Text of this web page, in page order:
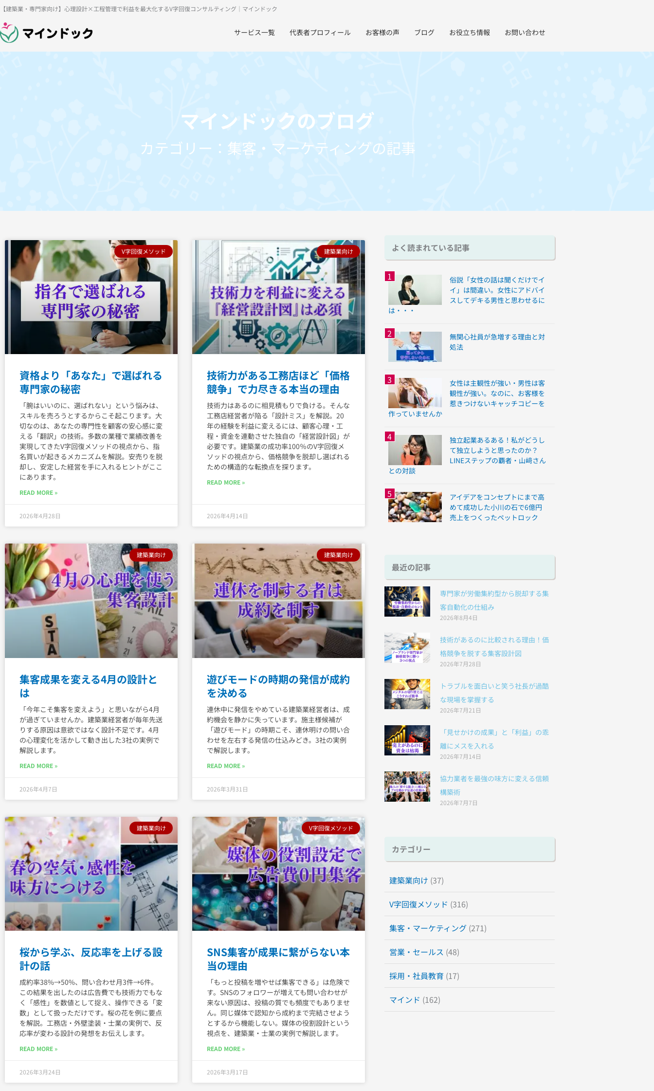
内
容
を
【建築業・専門家向け】心理設計×工程管理で利益を最大化するV字回復コンサルティング｜マインドック
サービス一覧 代表者プロフィール お客様の声 ブログ お役立ち情報 お問い合わせ
マインドックのブログ
カテゴリー：集客・マーケティングの記事
V字回復メソッド
資格より「あなた」で選ばれる
専門家の秘密
「腕はいいのに、選ばれない」という悩みは、
スキルを売ろうとするからこそ起こります。大
切なのは、あなたの専門性を顧客の安心感に変
える「翻訳」の技術。多数の業種で業績改善を
実現してきたV字回復メソッドの視点から、指
名買いが起きるメカニズムを解説。安売りを脱
却し、安定した経営を手に入れるヒントがここ
にあります。
READ MORE »
2026年4月28日
建築業向け
技術力がある工務店ほど「価格
競争」で力尽きる本当の理由
技術力はあるのに相見積もりで負ける。そんな
工務店経営者が陥る「設計ミス」を解説。20
年の経験を利益に変えるには、顧客心理・工
程・資金を連動させた独自の「経営設計図」が
必要です。建築業の成功率100％のV字回復メ
ソッドの視点から、価格競争を脱却し選ばれる
ための構造的な転換点を探ります。
READ MORE »
2026年4月14日
建築業向け
集客成果を変える4月の設計と
は
「今年こそ集客を変えよう」と思いながら4月
が過ぎていませんか。建築業経営者が毎年先送
りする原因は意欲ではなく設計不足です。4月
の心理変化を活かして動き出した3社の実例で
解説します。
READ MORE »
2026年4月7日
建築業向け
遊びモードの時期の発信が成約
を決める
連休中に発信をやめている建築業経営者は、成
約機会を静かに失っています。施主様候補が
「遊びモード」の時期こそ、連休明けの問い合
わせを左右する発信の仕込みどき。3社の実例
で解説します。
READ MORE »
2026年3月31日
建築業向け
桜から学ぶ、反応率を上げる設
計の話
成約率38%→50%、問い合わせ月3件→6件。
この結果を出したのは広告費でも技術力でもな
く「感性」を数値として捉え、操作できる「変
数」として扱っただけです。桜の花を例に要点
を解説。工務店・外壁塗装・士業の実例で、反
応率が変わる設計の発想をお伝えします。
READ MORE »
2026年3月24日
V字回復メソッド
SNS集客が成果に繋がらない本
当の理由
「もっと投稿を増やせば集客できる」は危険で
す。SNSのフォロワーが増えても問い合わせが
来ない原因は、投稿の質でも頻度でもありませ
ん。同じ媒体で認知から成約まで完結させよう
とするから機能しない。媒体の役割設計という
視点を、建築業・士業の実例で解説します。
READ MORE »
2026年3月17日
ペ
ー
ジ
ペ
ー
ジ
ペ
ー
ジ
ペ
ペ
ー
ジ
よく読まれている記事
俗説「女性の話は聞くだけでイ
イ」は間違い。女性にアドバイ
スしてデキる男性と思わせるに
は・・・
無関心社員が急増する理由と対
処法
女性は主観性が強い・男性は客
観性が強い。なのに、お客様を
惹きつけないキャッチコピーを
作っていませんか
独立起業あるある！私がどうし
て独立しようと思ったのか？
LINEステップの覇者・山﨑さん
との対談
アイデアをコンセプトにまで高
めて成功した小川の石で6億円
売上をつくったペットロック
最近の記事
専門家が労働集約型から脱却する集
客自動化の仕組み
2026年8月4日
技術があるのに比較される理由！価
格競争を脱する集客設計図
2026年7月28日
トラブルを面白いと笑う社長が過酷
な現場を掌握する
2026年7月21日
「見せかけの成果」と「利益」の乖
離にメスを入れる
2026年7月14日
協力業者を最強の味方に変える信頼
構築術
2026年7月7日
カテゴリー
建築業向け (37)
V字回復メソッド (316)
集客・マーケティング(271)
営業・セールス (48)
採用・社員教育 (17)
マインド (162)